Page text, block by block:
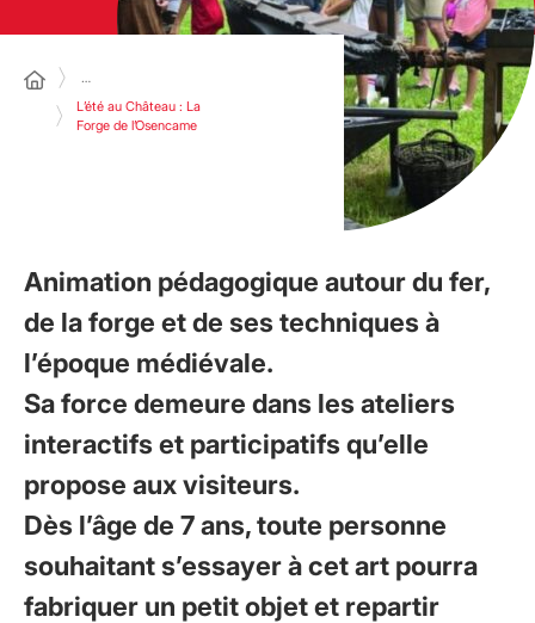
…
L’été au Château : La
Forge de l’Osencame
Animation pédagogique autour du fer,
de la forge et de ses techniques à
l’époque médiévale.
Sa force demeure dans les ateliers
interactifs et participatifs qu’elle
propose aux visiteurs.
Dès l’âge de 7 ans, toute personne
souhaitant s’essayer à cet art pourra
fabriquer un petit objet et repartir